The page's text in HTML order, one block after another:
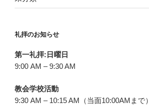
礼拝のお知らせ
第一礼拝:日曜日
9:00 AM – 9:30 AM
教会学校活動
9:30 AM – 10:15 AM（当面10:00AMまで）